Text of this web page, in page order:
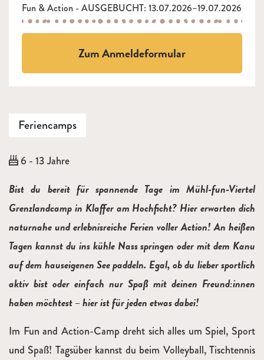
Fun & Action - AUSGEBUCHT: 13.07.2026–19.07.2026
Zum Anmeldeformular
Feriencamps
Alter:
6 - 13 Jahre
Beschreibung
Bist du bereit für spannende Tage im Mühl-fun-Viertel
Grenzlandcamp in Klaffer am Hochficht? Hier erwarten dich
naturnahe und erlebnisreiche Ferien voller Action! An heißen
Tagen kannst du ins kühle Nass springen oder mit dem Kanu
auf dem hauseigenen See paddeln. Egal, ob du lieber sportlich
aktiv bist oder einfach nur Spaß mit deinen Freund:innen
haben möchtest – hier ist für jeden etwas dabei!
Im Fun and Action-Camp dreht sich alles um Spiel, Sport
und Spaß! Tagsüber kannst du beim Volleyball, Tischtennis